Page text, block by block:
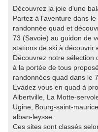
Découvrez la joie d'une
Partez à l'aventure dans
randonnée quad et
73 (Savoie) au guidon de
stations de ski à découvrir
Découvrez notre sélection
à la portée de tous
randonnées quad dans le
Evadez vous en quad à
Albertville, La Motte-
Ugine, Bourg-saint-
alban-leysse.
Ces sites sont classés